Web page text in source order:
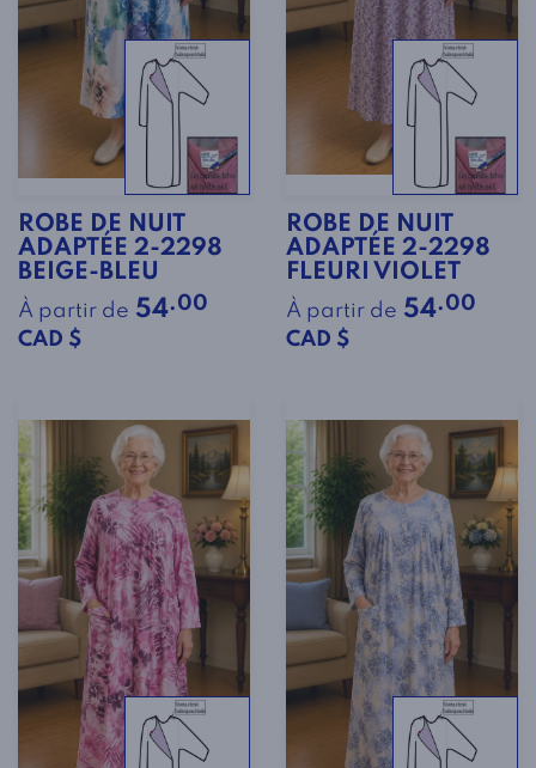
ROBE DE NUIT
ADAPTÉE 2-2298
BEIGE-BLEU
À partir de 54.00
CAD $
ROBE DE NUIT
ADAPTÉE 2-2298
FLEURI VIOLET
À partir de 54.00
CAD $